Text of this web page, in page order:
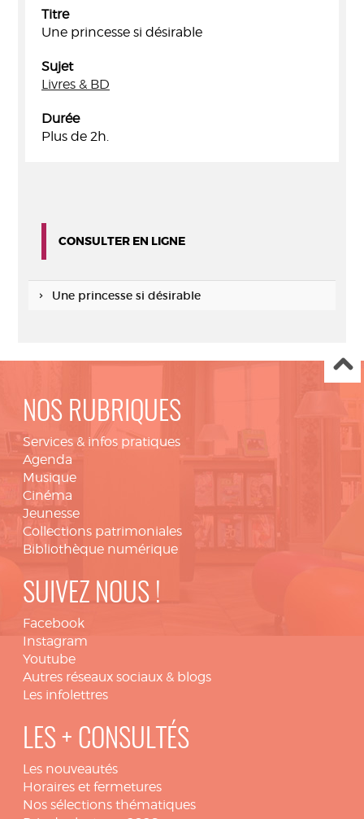
Titre
Une princesse si désirable
Sujet
Livres & BD
Durée
Plus de 2h.
CONSULTER EN LIGNE
Une princesse si désirable
NOS RUBRIQUES
Services & infos pratiques
Agenda
Musique
Cinéma
Jeunesse
Collections patrimoniales
Bibliothèque numérique
SUIVEZ NOUS !
Facebook
Instagram
Youtube
Autres réseaux sociaux & blogs
Les infolettres
LES + CONSULTÉS
Les nouveautés
Horaires et fermetures
Nos sélections thématiques